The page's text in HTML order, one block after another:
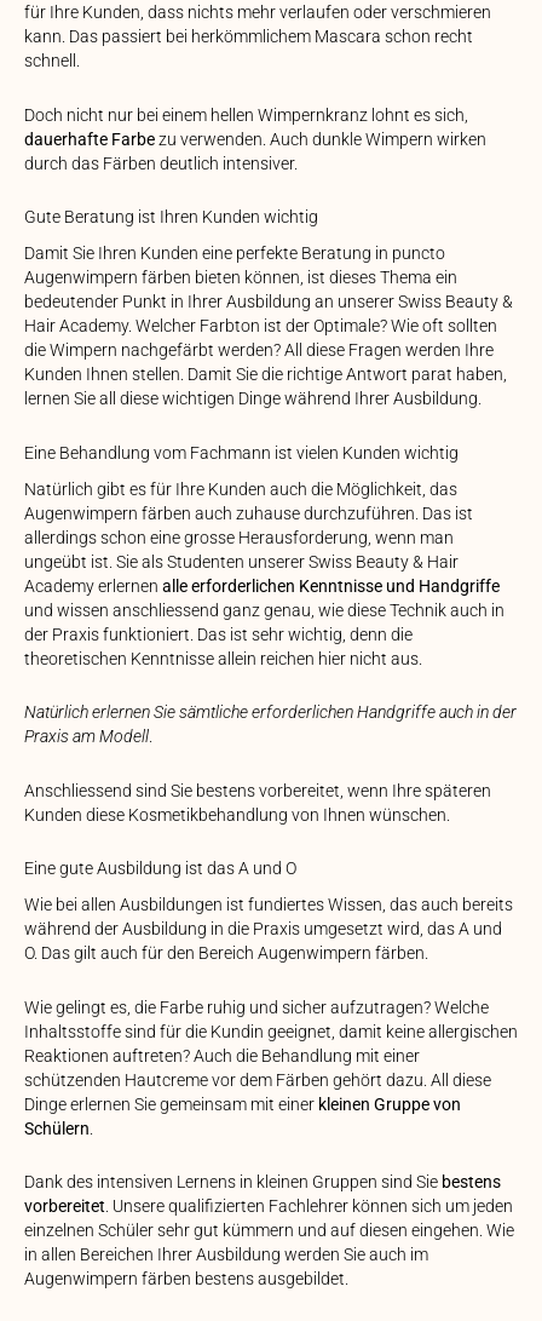
für Ihre Kunden, dass nichts mehr verlaufen oder verschmieren
kann. Das passiert bei herkömmlichem Mascara schon recht
schnell.
Doch nicht nur bei einem hellen Wimpernkranz lohnt es sich,
dauerhafte Farbezu verwenden. Auch dunkle Wimpern wirken
durch das Färben deutlich intensiver.
Gute Beratung ist Ihren Kunden wichtig
Damit Sie Ihren Kunden eine perfekte Beratung in puncto
Augenwimpern färben bieten können, ist dieses Thema ein
bedeutender Punkt in Ihrer Ausbildung an unserer Swiss Beauty &
Hair Academy. Welcher Farbton ist der Optimale? Wie oft sollten
die Wimpern nachgefärbt werden? All diese Fragen werden Ihre
Kunden Ihnen stellen. Damit Sie die richtige Antwort parat haben,
lernen Sie all diese wichtigen Dinge während Ihrer Ausbildung.
Eine Behandlung vom Fachmann ist vielen Kunden wichtig
Natürlich gibt es für Ihre Kunden auch die Möglichkeit, das
Augenwimpern färben auch zuhause durchzuführen. Das ist
allerdings schon eine grosse Herausforderung, wenn man
ungeübt ist. Sie als Studenten unserer Swiss Beauty & Hair
Academy erlernen alle erforderlichen Kenntnisse und Handgriffe
und wissen anschliessend ganz genau, wie diese Technik auch in
der Praxis funktioniert. Das ist sehr wichtig, denn die
theoretischen Kenntnisse allein reichen hier nicht aus.
Natürlich erlernen Sie sämtliche erforderlichen Handgriffe auch in der
Praxis am Modell.
Anschliessend sind Sie bestens vorbereitet, wenn Ihre späteren
Kunden diese Kosmetikbehandlung von Ihnen wünschen.
Eine gute Ausbildung ist das A und O
Wie bei allen Ausbildungen ist fundiertes Wissen, das auch bereits
während der Ausbildung in die Praxis umgesetzt wird, das A und
O. Das gilt auch für den Bereich Augenwimpern färben.
Wie gelingt es, die Farbe ruhig und sicher aufzutragen? Welche
Inhaltsstoffe sind für die Kundin geeignet, damit keine allergischen
Reaktionen auftreten? Auch die Behandlung mit einer
schützenden Hautcreme vor dem Färben gehört dazu. All diese
Dinge erlernen Sie gemeinsam mit einer kleinen Gruppe von
Schülern
Dank des intensiven Lernens in kleinen Gruppen sind Sie bestens
vorbereitet. Unsere qualifizierten Fachlehrer können sich um jeden
einzelnen Schüler sehr gut kümmern und auf diesen eingehen. Wie
in allen Bereichen Ihrer Ausbildung werden Sie auch im
Augenwimpern färben bestens ausgebildet.